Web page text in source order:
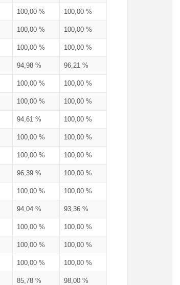
100,00 % 100,00 %
100,00 % 100,00 %
100,00 % 100,00 %
94,98 % 96,21 %
100,00 % 100,00 %
100,00 % 100,00 %
94,61 % 100,00 %
100,00 % 100,00 %
100,00 % 100,00 %
96,39 % 100,00 %
100,00 % 100,00 %
94,04 % 93,36 %
100,00 % 100,00 %
100,00 % 100,00 %
100,00 % 100,00 %
85,78 % 98,00 %